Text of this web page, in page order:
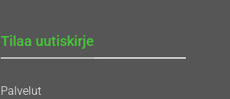
Tilaa uutiskirje
Palvelut